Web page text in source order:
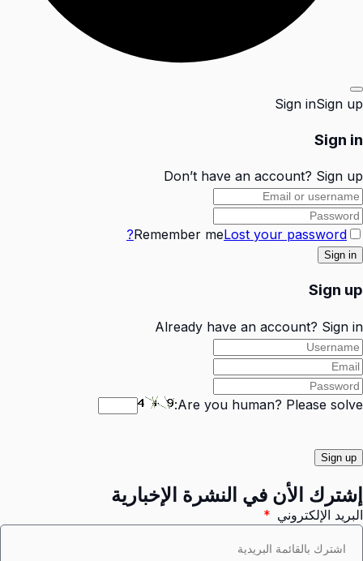
Sign inSign up
Sign in
Don’t have an account? Sign up
Remember meLost your password?
Sign up
Already have an account? Sign in
Are you human? Please solve:
إشترك الأن في النشرة الإخبارية
البريد الإلكتروني